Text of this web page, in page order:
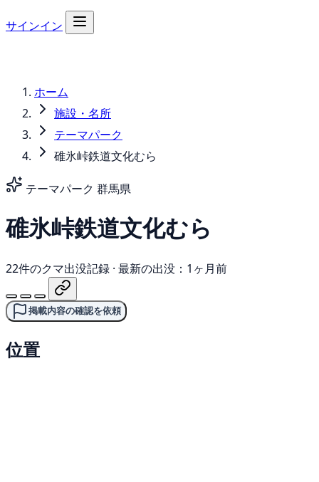
サインイン
ホーム
施設・名所
テーマパーク
碓氷峠鉄道文化むら
テーマパーク 群馬県
碓氷峠鉄道文化むら
22件のクマ出没記録 · 最新の出没：1ヶ月前
掲載内容の確認を依頼
位置